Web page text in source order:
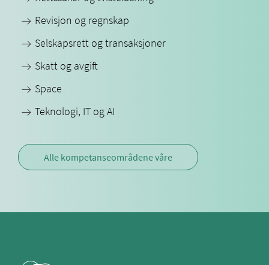
Revisjon og regnskap
Selskapsrett og transaksjoner
Skatt og avgift
Space
Teknologi, IT og AI
Alle kompetanseområdene våre